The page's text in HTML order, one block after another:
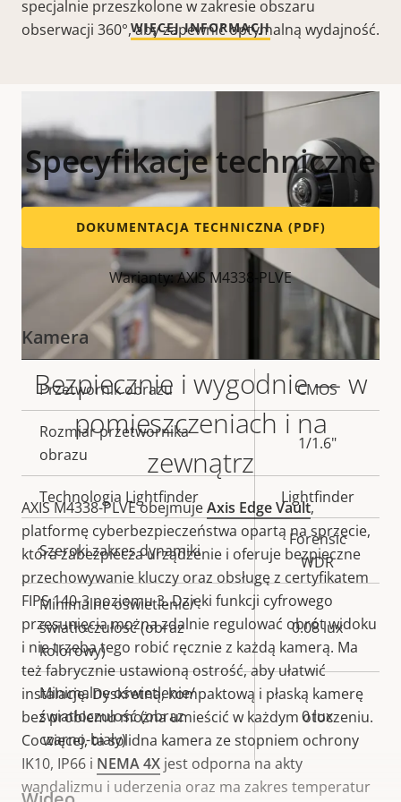
specjalnie przeszkolone w zakresie obszaru
obserwacji 360°, aby zapewnić optymalną wydajność.
Bezpiecznie i wygodnie — w
pomieszczeniach i na
zewnątrz
AXIS M4338-PLVE obejmujeAxis Edge Vault,
platformę cyberbezpieczeństwa opartą na sprzęcie,
która zabezpiecza urządzenie i oferuje bezpieczne
przechowywanie kluczy oraz obsługę z certyfikatem
FIPS 140-3 poziomu 3. Dzięki funkcji cyfrowego
przesunięcia można zdalnie regulować obrót widoku
i nie trzeba tego robić ręcznie z każdą kamerą. Ma
też fabrycznie ustawioną ostrość, aby ułatwić
instalację. Dyskretną, kompaktową i płaską kamerę
bez problemu można umieścić w każdym otoczeniu.
Co więcej, ta solidna kamera ze stopniem ochrony
IK10, IP66 i NEMA 4X jest odporna na akty
wandalizmu i uderzenia oraz ma zakres temperatur
WIĘCEJ INFORMACJI
Specyfikacje techniczne
DOKUMENTACJA TECHNICZNA (PDF)
Warianty: AXIS M4338-PLVE
Kamera
Opis
nieruchomości
Wartość
nieruchomości
Przetwornik obrazu CMOS
Rozmiar przetwornika
obrazu
1/1.6"
Technologia Lightfinder Lightfinder
Szeroki zakres dynamiki
Forensic
WDR
Minimalne oświetlenie/
światłoczułość (obraz
kolorowy)
0.08 lux
Minimalne oświetlenie/
światłoczułość (obraz
czarno-biały)
0 lux